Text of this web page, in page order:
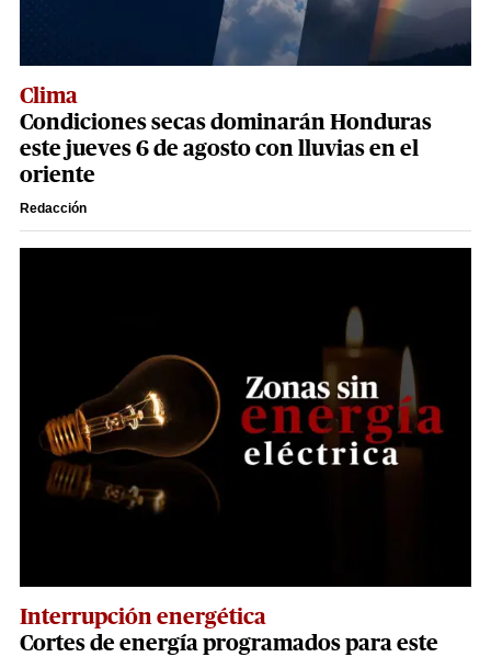
Clima
Condiciones secas dominarán Honduras
este jueves 6 de agosto con lluvias en el
oriente
Redacción
Interrupción energética
Cortes de energía programados para este